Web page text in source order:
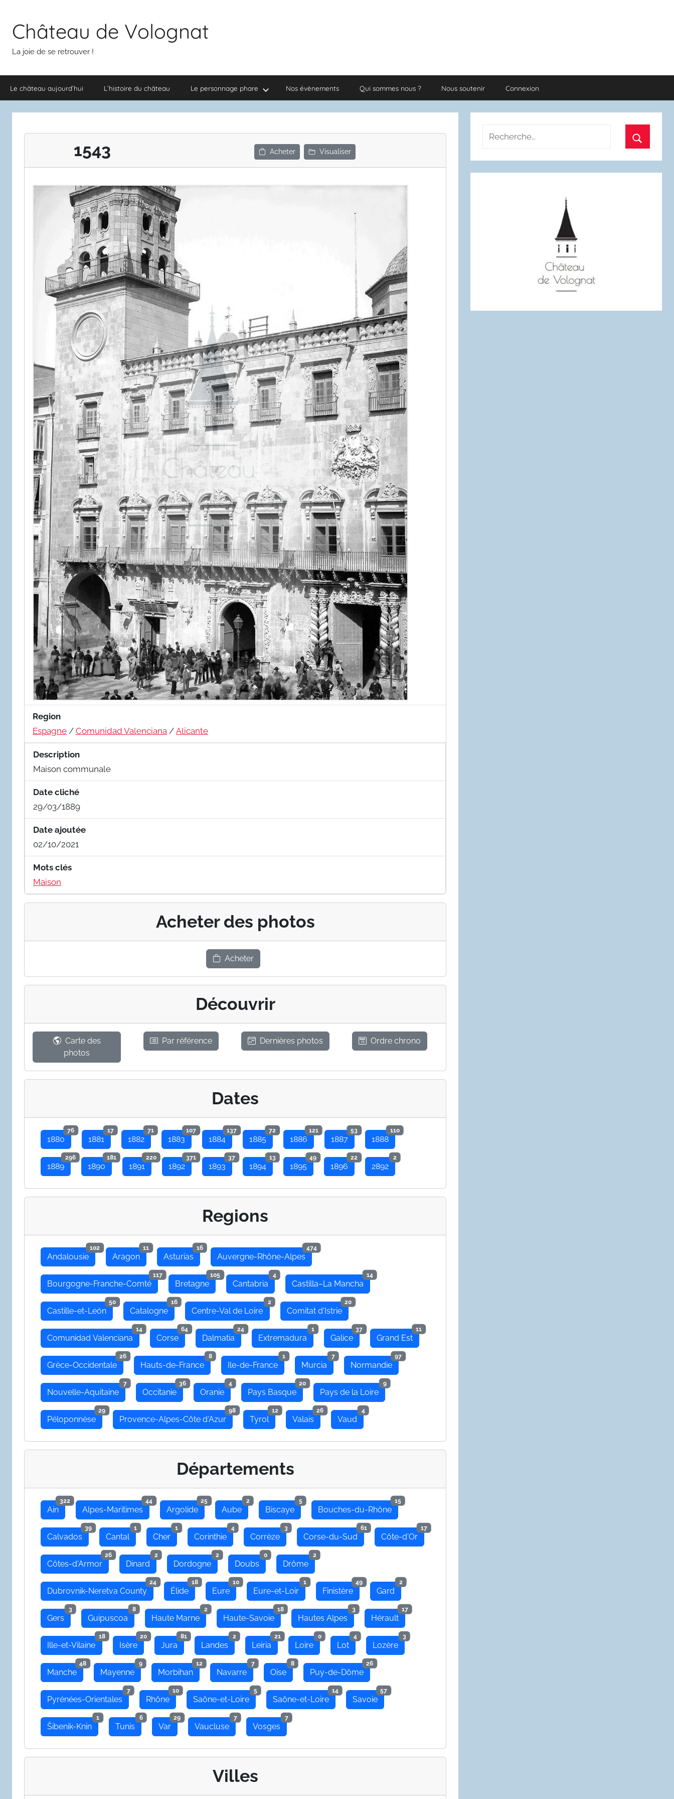
contenuChâteau de Volognat
La joie de se retrouver !
Le château aujourd’hui L’histoire du château Le personnage phare Nos évènements Qui sommes nous ? Nous soutenir Connexion
1543 Acheter Visualiser
Region
Espagne / Comunidad Valenciana / Alicante
Description
Maison communale
Date cliché
29/03/1889
Date ajoutée
02/10/2021
Mots clés
Maison
Acheter des photos
Acheter
Découvrir
Carte des
photos
Par référence Dernières photos Ordre chrono
Dates
1880
76
1881
17
1882
71
1883
107
1884
137
1885
72
1886
121
1887
53
1888
110
1889
296
1890
181
1891
220
1892
371
1893
37
1894
13
1895
49
1896
22
2892
2
Regions
Andalousie
102
Aragon
11
Asturias
16
Auvergne-Rhône-Alpes
474
Bourgogne-Franche-Comté
117
Bretagne
105
Cantabria
4
Castilla–La Mancha
14
Castille-et-León
50
Catalogne
16
Centre-Val de Loire
2
Comitat d'Istrie
20
Comunidad Valenciana
14
Corse
64
Dalmatia
24
Extremadura
1
Galice
37
Grand Est
11
Grèce-Occidentale
26
Hauts-de-France
8
Ile-de-France
1
Murcia
7
Normandie
97
Nouvelle-Aquitaine
7
Occitanie
36
Oranie
4
Pays Basque
20
Pays de la Loire
9
Péloponnèse
29
Provence-Alpes-Côte d'Azur
98
Tyrol
12
Valais
26
Vaud
4
Départements
Ain
322
Alpes-Maritimes
44
Argolide
25
Aube
2
Biscaye
5
Bouches-du-Rhône
15
Calvados
39
Cantal
1
Cher
1
Corinthie
4
Corrèze
3
Corse-du-Sud
61
Côte-d'Or
17
Côtes-d'Armor
26
Dinard
2
Dordogne
2
Doubs
0
Drôme
2
Dubrovnik-Neretva County
24
Élide
18
Eure
10
Eure-et-Loir
1
Finistère
49
Gard
2
Gers
3
Guipuscoa
8
Haute Marne
2
Haute-Savoie
18
Hautes Alpes
3
Hérault
17
Ille-et-Vilaine
18
Isère
20
Jura
81
Landes
2
Leiria
21
Loire
0
Lot
4
Lozère
3
Manche
48
Mayenne
9
Morbihan
12
Navarre
7
Oise
8
Puy-de-Dôme
26
Pyrénées-Orientales
7
Rhône
10
Saône-et-Loire
5
Saône-et-Loire
14
Savoie
57
Šibenik-Knin
1
Tunis
6
Var
29
Vaucluse
7
Vosges
7
Villes
Recherche
: